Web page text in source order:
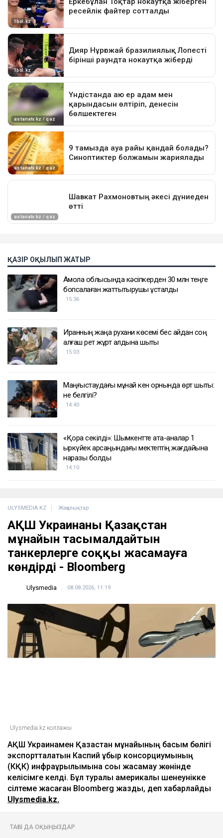
ҚАЗІР ОҚЫЛЫП ЖАТЫР
Ақмола облысында кәсіпкерден 30 млн теңге
бопсалаған жаттықтырушы ұсталды
15:36
Иранның жаңа рухани көсемі бес айдан соң
алғаш рет жұрт алдына шықты
15:03
Маңғыстаудағы мұнай кен орнында өрт шықты:
не белгілі?
14:40
«Қора секілді»: Шымкентте ата-аналар 1
қыркүйек қарсаңындағы мектептің жағдайына
наразы болды
14:10
ULYSMEDIA.KZ Жаңалықтар
АҚШ Украинаны Қазақстан
мұнайын тасымалдайтын
танкерлерге соққы жасамауға
көндірді - Bloomberg
Ulysmedia 08.08.2026, 11:19
Ulysmedia.kz коллажы
АҚШ Украинамен Қазақстан мұнайының басым бөлігі
экспортталатын Каспий құбыр консорциумының
(КҚК) инфрақұрылымына соққы жасамау жөнінде
келісімге келді. Бұл туралы америкалық шенеунікке
сілтеме жасаған Bloomberg жазды, деп хабарлайды
Ulysmedia.kz.
ТАҒЫ ДА ОҚЫҢЫЗДАР